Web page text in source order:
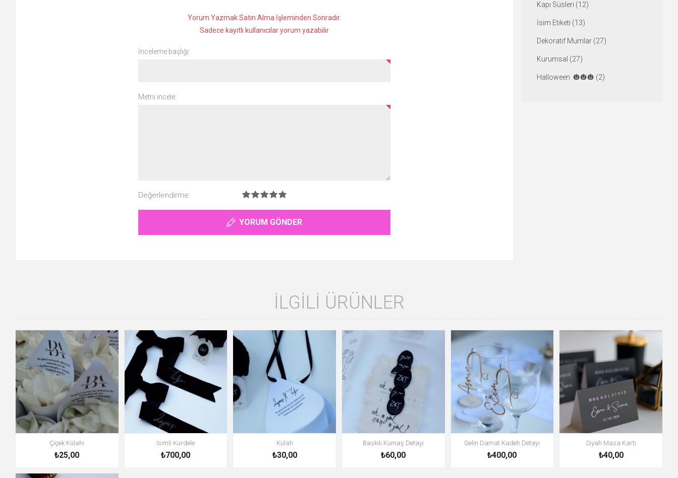
Yorum Yazmak Satın Alma İşleminden Sonradır.
Sadece kayıtlı kullanıcılar yorum yazabilir
İnceleme başlığı:
Metni incele:
Değerlendirme:
YORUM GÖNDER
Kapı Süsleri (12)
İsim Etiketi (13)
Dekoratif Mumlar (27)
Kurumsal (27)
Halloween 🎃🎃🎃 (2)
İLGILI ÜRÜNLER
Çiçek Külahı
₺25,00
İsimli Kurdele
₺700,00
Külah
₺30,00
Baskılı Kumaş Detayı
₺60,00
Gelin Damat Kadeh Detayı
₺400,00
Siyah Masa Kartı
₺40,00